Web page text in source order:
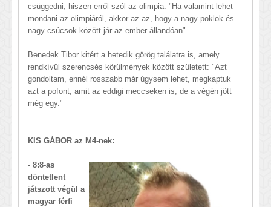
csüggedni, hiszen erről szól az olimpia. "Ha valamint lehet
mondani az olimpiáról, akkor az az, hogy a nagy poklok és
nagy csúcsok között jár az ember állandóan".
Benedek Tibor kitért a hetedik görög találatra is, amely
rendkívül szerencsés körülmények között született: "Azt
gondoltam, ennél rosszabb már úgysem lehet, megkaptuk
azt a pofont, amit az eddigi meccseken is, de a végén jött
még egy."
KIS GÁBOR az M4-nek:
- 8:8-as
döntetlent
játszott végül a
magyar férfi